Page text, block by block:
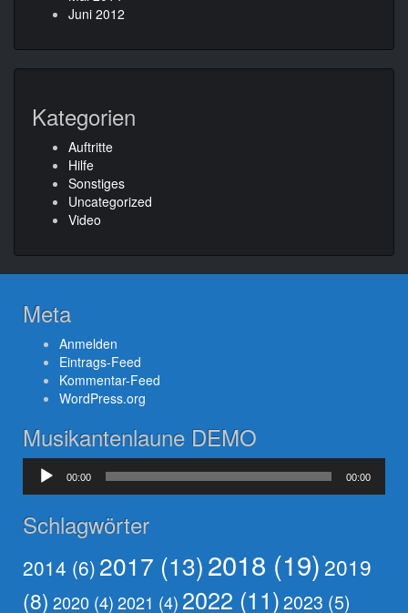
Juni 2012
Kategorien
Auftritte
Hilfe
Sonstiges
Uncategorized
Video
Meta
Anmelden
Eintrags-Feed
Kommentar-Feed
WordPress.org
Musikantenlaune DEMO
Audio-
Player
00:00 00:00
Schlagwörter
2014 (6) 2017 (13)2018 (19) 2019
(8) 2020 (4)2021 (4) 2022 (11)2023 (5)